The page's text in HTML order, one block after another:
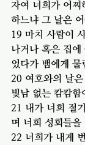
자여 너희가 어찌
하느냐 그 날은
19 마치 사람이
나거나 혹은 집에
었다가 뱀에게 물
20 여호와의 날
빛남 없는 캄캄함
21 내가 너희 절
며 너희 성회들을
22 너희가 내게